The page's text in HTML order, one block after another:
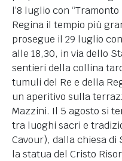
l’8 luglio con
Regina il tempio più
prosegue il 29 luglio
alle 18,30, in via dello
sentieri della collina
tumuli del Re e della
un aperitivo sulla
Mazzini. Il 5 agosto si
tra luoghi sacri e
Cavour), dalla chiesa di
la statua del Cristo